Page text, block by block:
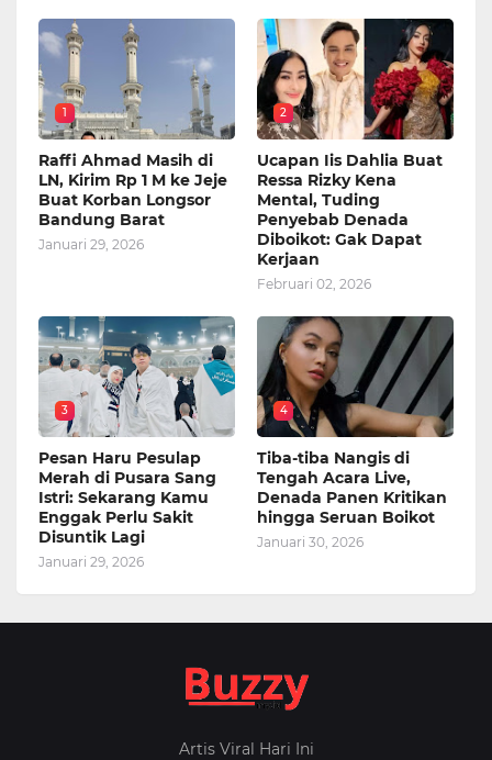
1
Raffi Ahmad Masih di
LN, Kirim Rp 1 M ke Jeje
Buat Korban Longsor
Bandung Barat
Januari 29, 2026
2
Ucapan Iis Dahlia Buat
Ressa Rizky Kena
Mental, Tuding
Penyebab Denada
Diboikot: Gak Dapat
Kerjaan
Februari 02, 2026
3
Pesan Haru Pesulap
Merah di Pusara Sang
Istri: Sekarang Kamu
Enggak Perlu Sakit
Disuntik Lagi
Januari 29, 2026
4
Tiba-tiba Nangis di
Tengah Acara Live,
Denada Panen Kritikan
hingga Seruan Boikot
Januari 30, 2026
Artis Viral Hari Ini